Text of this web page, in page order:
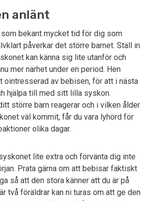
anlänt
som bekant mycket tid för dig som
påverkar det större barnet. Ställ in
kan känna sig lite utanför och
mer närhet under en period. Hen
ointresserad av bebisen, för att i nästa
hjälpa till med sitt lilla syskon.
större barn reagerar och i vilken ålder
väl kommit, får du vara lyhörd för
olika dagar.
lite extra och förvänta dig inte
Prata gärna om att bebisar faktiskt
så att den stora känner att du är på
två föräldrar kan ni turas om att ge den